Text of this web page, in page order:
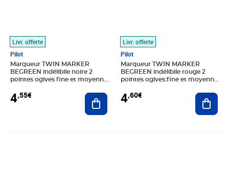
Livr. offerte
Pilot
Marqueur TWIN MARKER
BEGREEN indélibile noire 2
pointes ogives fine et moyenne
4,55€ Ajouter au panier
Livr. offerte
Pilot
Marqueur TWIN MARKER
BEGREEN indélibile rouge 2
pointes ogives:fine et moyenne
4,60€